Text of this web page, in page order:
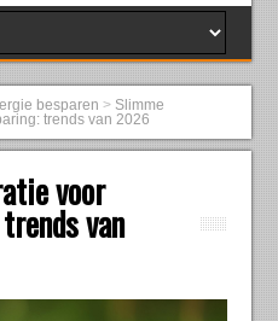
besparen > Slimme
trends van 2026
voor
van